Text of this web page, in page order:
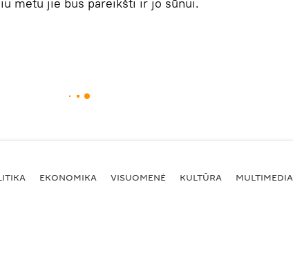
EKONOMIKA VISUOMENĖ KULTŪRA MULTIMEDIA